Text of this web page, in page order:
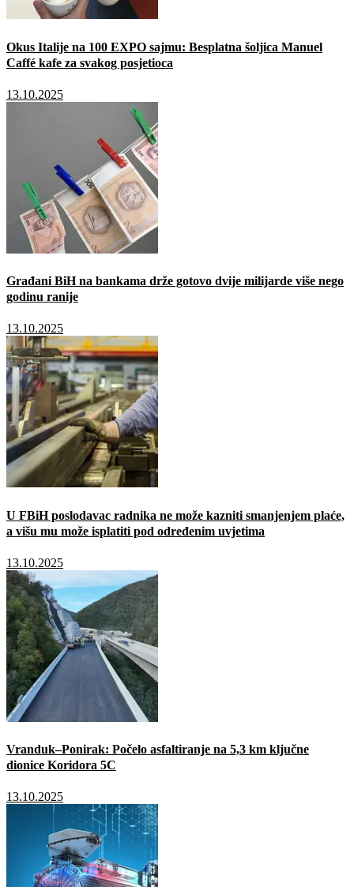
Okus Italije na 100 EXPO sajmu: Besplatna šoljica Manuel
Caffé kafe za svakog posjetioca
13.10.2025
Građani BiH na bankama drže gotovo dvije milijarde više nego
godinu ranije
13.10.2025
U FBiH poslodavac radnika ne može kazniti smanjenjem plaće,
a višu mu može isplatiti pod određenim uvjetima
13.10.2025
Vranduk–Ponirak: Počelo asfaltiranje na 5,3 km ključne
dionice Koridora 5C
13.10.2025